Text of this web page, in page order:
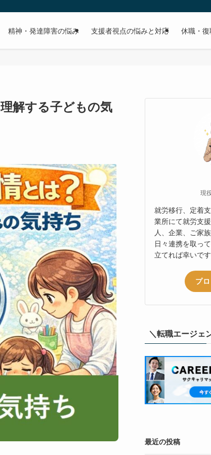
精神・発達障害の悩み 支援者視点の悩みと対応 休職・
解する子どもの気
現
就労移行、定着
業所にて就労支
人、企業、ご家
日々連携を取っ
立てれば幸いです
プ
＼転職エージェ
最近の投稿